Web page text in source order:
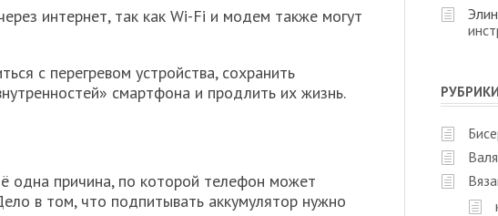
интернет, так как Wi-Fi и модем также могут
с перегревом устройства, сохранить
смартфона и продлить их жизнь.
одна причина, по которой телефон может
в том, что подпитывать аккумулятор нужно
РУБРИКИ